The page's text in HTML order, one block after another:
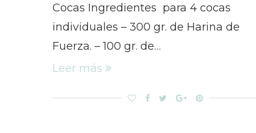
Cocas Ingredientes para 4 cocas
individuales – 300 gr. de Harina de
Fuerza. – 100 gr. de…
Leer más